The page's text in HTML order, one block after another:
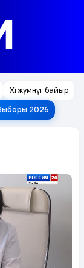
Хөгжүмнүг байыр
2026